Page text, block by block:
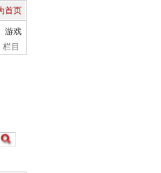
首页
游戏
栏目